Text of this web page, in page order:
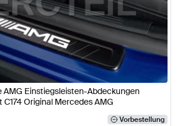
AMG Einstiegsleisten-Abdeckungen
Original Mercedes AMG
Vorbestellung